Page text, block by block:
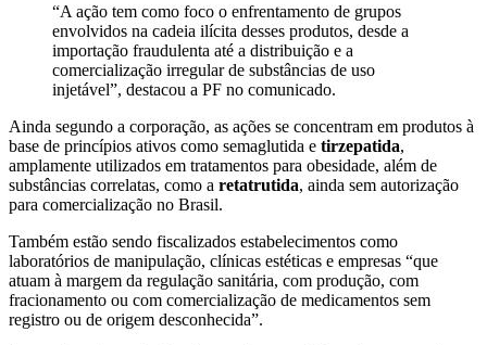
“A ação tem como foco o enfrentamento de grupos
envolvidos na cadeia ilícita desses produtos, desde a
importação fraudulenta até a distribuição e a
comercialização irregular de substâncias de uso
injetável”, destacou a PF no comunicado.
Ainda segundo a corporação, as ações se concentram em produtos à
base de princípios ativos como semaglutida e tirzepatida,
amplamente utilizados em tratamentos para obesidade, além de
substâncias correlatas, como a retatrutida, ainda sem autorização
para comercialização no Brasil.
Também estão sendo fiscalizados estabelecimentos como
laboratórios de manipulação, clínicas estéticas e empresas “que
atuam à margem da regulação sanitária, com produção, com
fracionamento ou com comercialização de medicamentos sem
registro ou de origem desconhecida”.